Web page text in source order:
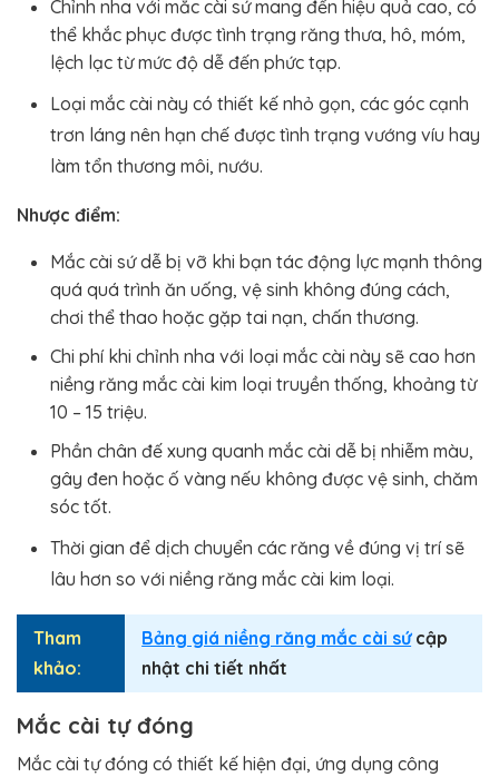
Chỉnh nha với mắc cài sứ mang đến hiệu quả cao, có
thể khắc phục được tình trạng răng thưa, hô, móm,
lệch lạc từ mức độ dễ đến phức tạp.
Loại mắc cài này có thiết kế nhỏ gọn, các góc cạnh
trơn láng nên hạn chế được tình trạng vướng víu hay
làm tổn thương môi, nướu.
Nhược điểm:
Mắc cài sứ dễ bị vỡ khi bạn tác động lực mạnh thông
quá quá trình ăn uống, vệ sinh không đúng cách,
chơi thể thao hoặc gặp tai nạn, chấn thương.
Chi phí khi chỉnh nha với loại mắc cài này sẽ cao hơn
niềng răng mắc cài kim loại truyền thống, khoảng từ
10 – 15 triệu.
Phần chân đế xung quanh mắc cài dễ bị nhiễm màu,
gây đen hoặc ố vàng nếu không được vệ sinh, chăm
sóc tốt.
Thời gian để dịch chuyển các răng về đúng vị trí sẽ
lâu hơn so với niềng răng mắc cài kim loại.
Tham
khảo:
Bảng giá niềng răng mắc cài sứcập
nhật chi tiết nhất
Mắc cài tự đóng
Mắc cài tự đóng có thiết kế hiện đại, ứng dụng công